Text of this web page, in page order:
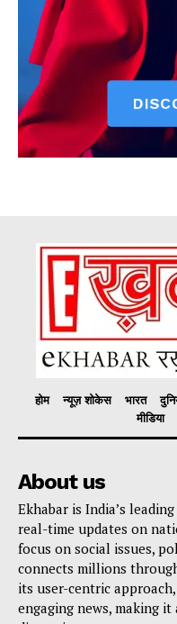
होम न्यूज़ शोकेस भारत
मीडिया
About us
Ekhabar is India’s
real-time updates on
focus on social issues,
connects millions
its user-centric
engaging news, making